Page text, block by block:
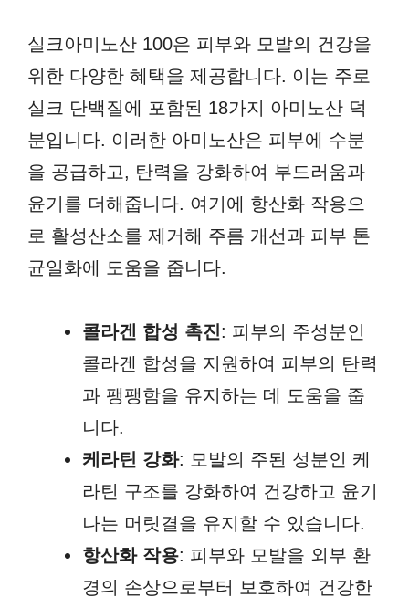
실크아미노산 100은 피부와 모발의 건강을
위한 다양한 혜택을 제공합니다. 이는 주로
실크 단백질에 포함된 18가지 아미노산 덕
분입니다. 이러한 아미노산은 피부에 수분
을 공급하고, 탄력을 강화하여 부드러움과
윤기를 더해줍니다. 여기에 항산화 작용으
로 활성산소를 제거해 주름 개선과 피부 톤
균일화에 도움을 줍니다.
콜라겐 합성 촉진: 피부의 주성분인
콜라겐 합성을 지원하여 피부의 탄력
과 팽팽함을 유지하는 데 도움을 줍
니다.
케라틴 강화: 모발의 주된 성분인 케
라틴 구조를 강화하여 건강하고 윤기
나는 머릿결을 유지할 수 있습니다.
항산화 작용: 피부와 모발을 외부 환
경의 손상으로부터 보호하여 건강한